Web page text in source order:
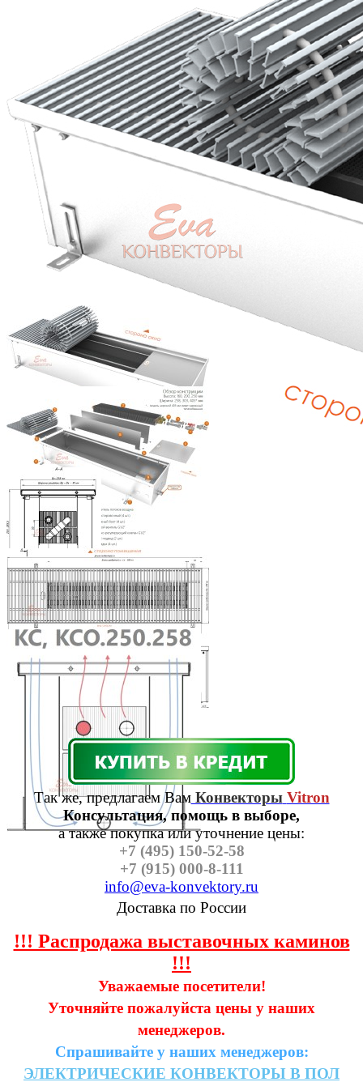
Так же, предлагаем ВамКонвекторы Vitron
Консультация, помощь в выборе,
а также покупка или уточнение цены:
+7 (495) 150-52-58
+7 (915) 000-8-111
info@eva-konvektory.ru
Доставка по России
!!! Распродажа выставочных каминов
!!!
Уважаемые посетители!
Уточняйте пожалуйста цены у наших
менеджеров.
Спрашивайте у наших менеджеров:
ЭЛЕКТРИЧЕСКИЕ КОНВЕКТОРЫ В ПОЛ